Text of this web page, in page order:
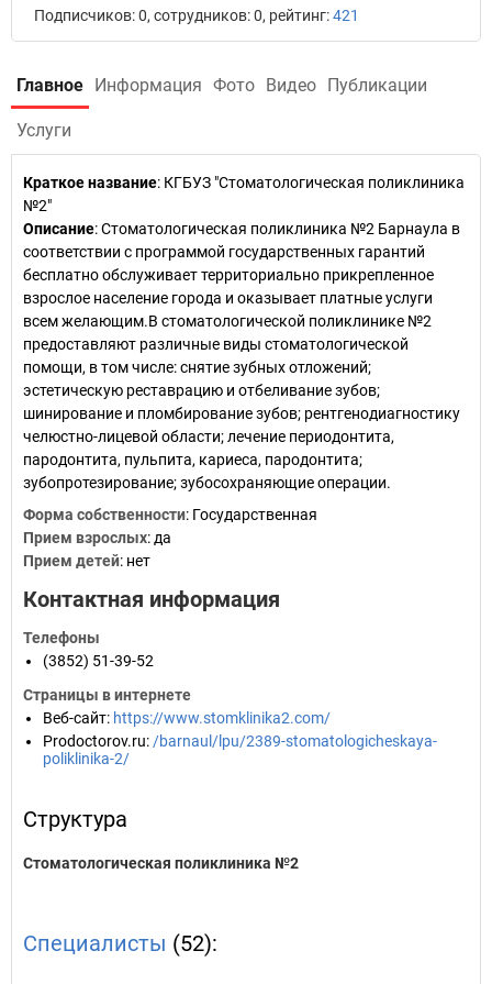
Подписчиков: 0, сотрудников: 0, рейтинг:421
Главное Информация Фото Видео Публикации
Услуги
Краткое название: КГБУЗ "Стоматологическая поликлиника
№2"
Описание: Стоматологическая поликлиника №2 Барнаула в
соответствии с программой государственных гарантий
бесплатно обслуживает территориально прикрепленное
взрослое население города и оказывает платные услуги
всем желающим.В стоматологической поликлинике №2
предоставляют различные виды стоматологической
помощи, в том числе: снятие зубных отложений;
эстетическую реставрацию и отбеливание зубов;
шинирование и пломбирование зубов; рентгенодиагностику
челюстно-лицевой области; лечение периодонтита,
пародонтита, пульпита, кариеса, пародонтита;
зубопротезирование; зубосохраняющие операции.
Форма собственности: Государственная
Прием взрослых: да
Прием детей: нет
Контактная информация
Телефоны
(3852) 51-39-52
Страницы в интернете
Веб-сайт: https://www.stomklinika2.com/
Prodoctorov.ru: /barnaul/lpu/2389-stomatologicheskaya-
poliklinika-2/
Структура
Стоматологическая поликлиника №2
Специалисты (52):